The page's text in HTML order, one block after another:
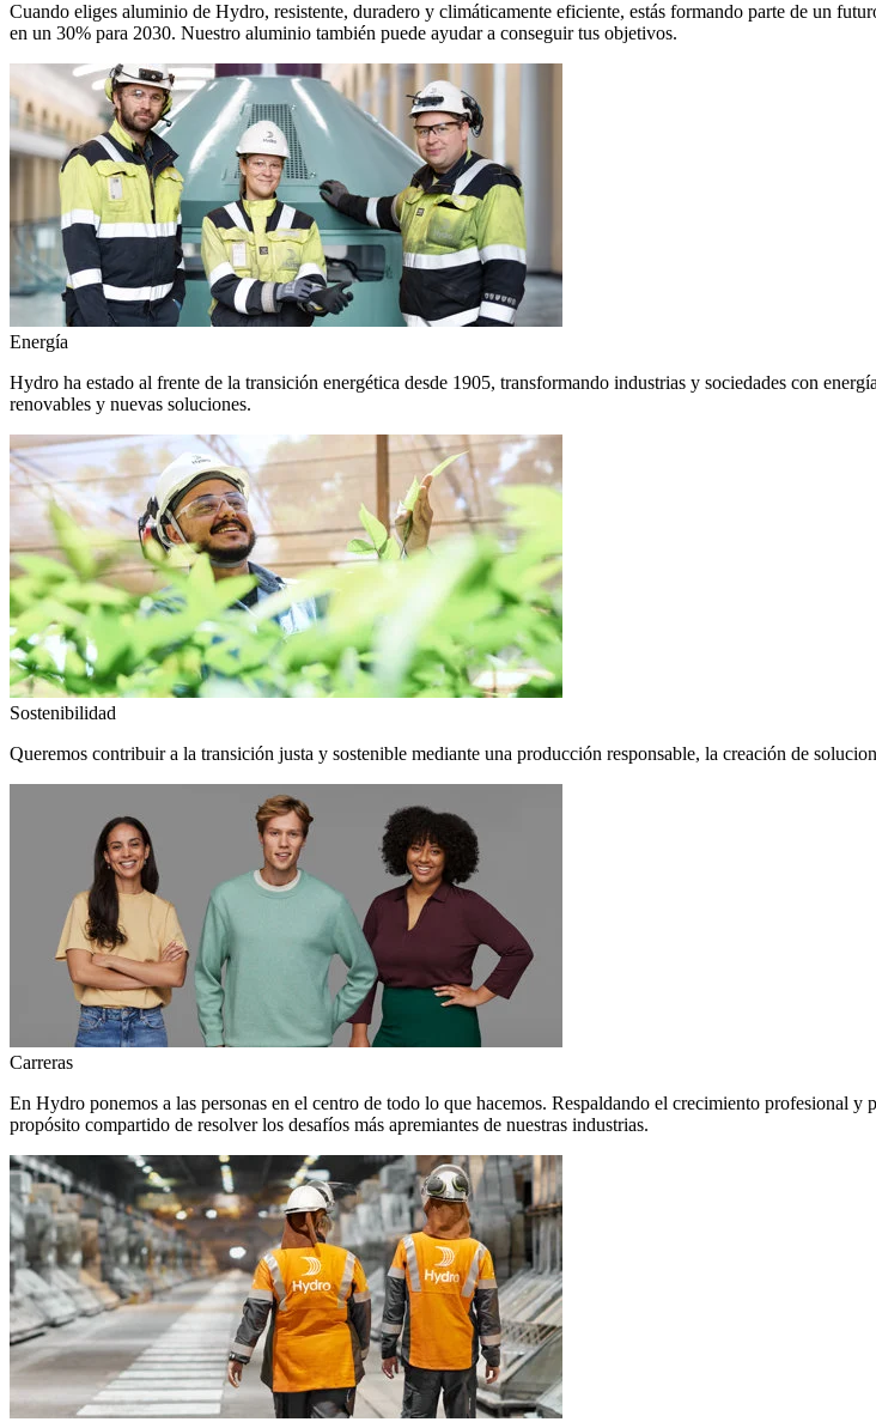
Cuando eliges aluminio de Hydro, resistente, duradero y climáticamente eficiente, estás formando parte de un
en un 30% para 2030. Nuestro aluminio también puede ayudar a conseguir tus objetivos.
Energía
Hydro ha estado al frente de la transición energética desde 1905, transformando industrias y sociedades con
renovables y nuevas soluciones.
Sostenibilidad
Queremos contribuir a la transición justa y sostenible mediante una producción responsable, la creación de
Carreras
En Hydro ponemos a las personas en el centro de todo lo que hacemos. Respaldando el crecimiento profesional
propósito compartido de resolver los desafíos más apremiantes de nuestras industrias.